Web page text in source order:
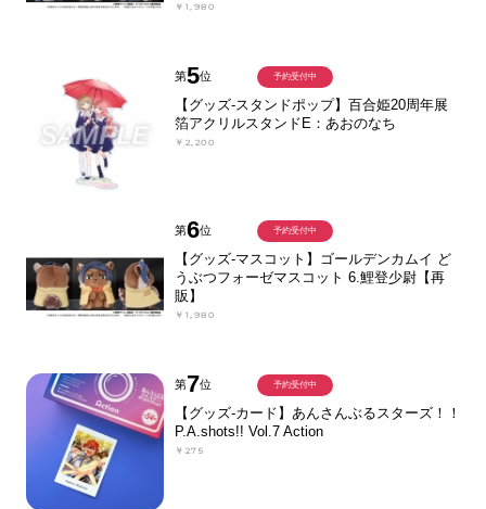
￥1,980
第5位
【グッズ-スタンドポップ】百合姫20周年展
箔アクリルスタンドE：あおのなち
￥2,200
予約受付中
第6位
【グッズ-マスコット】ゴールデンカムイ ど
うぶつフォーゼマスコット 6.鯉登少尉【再
販】
￥1,980
予約受付中
第7位
【グッズ-カード】あんさんぶるスターズ！！
P.A.shots!! Vol.7 Action
￥275
予約受付中